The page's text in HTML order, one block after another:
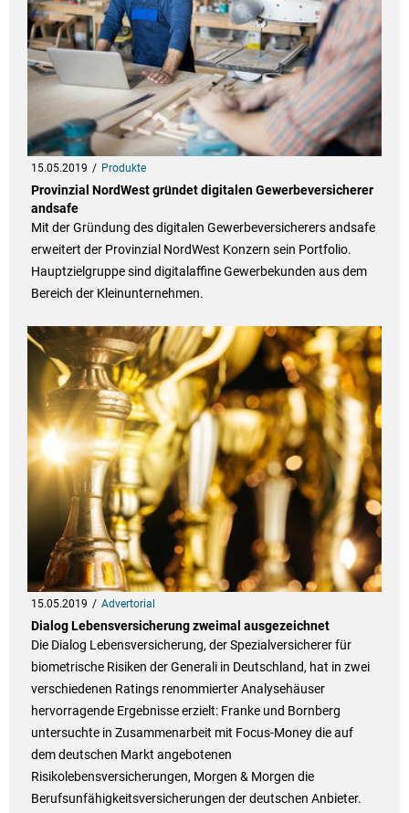
15.05.2019 Produkte
Provinzial NordWest gründet digitalen Gewerbeversicherer
andsafe
Mit der Gründung des digitalen Gewerbeversicherers andsafe
erweitert der Provinzial NordWest Konzern sein Portfolio.
Hauptzielgruppe sind digitalaffine Gewerbekunden aus dem
Bereich der Kleinunternehmen.
15.05.2019 Advertorial
Dialog Lebensversicherung zweimal ausgezeichnet
Die Dialog Lebensversicherung, der Spezialversicherer für
biometrische Risiken der Generali in Deutschland, hat in zwei
verschiedenen Ratings renommierter Analysehäuser
hervorragende Ergebnisse erzielt: Franke und Bornberg
untersuchte in Zusammenarbeit mit Focus-Money die auf
dem deutschen Markt angebotenen
Risikolebensversicherungen, Morgen & Morgen die
Berufsunfähigkeitsversicherungen der deutschen Anbieter.